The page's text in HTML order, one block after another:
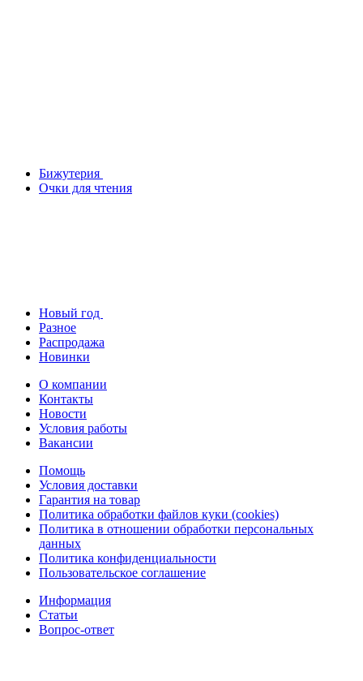
Бижутерия
Очки для чтения
Новый год
Разное
Распродажа
Новинки
О компании
Контакты
Новости
Условия работы
Вакансии
Помощь
Условия доставки
Гарантия на товар
Политика обработки файлов куки (cookies)
Политика в отношении обработки персональных
данных
Политика конфиденциальности
Пользовательское соглашение
Информация
Статьи
Вопрос-ответ